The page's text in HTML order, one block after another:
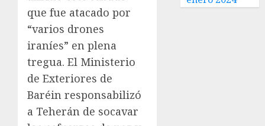
que fue atacado por
“varios drones
iraníes” en plena
tregua. El Ministerio
de Exteriores de
Baréin responsabilizó
a Teherán de socavar